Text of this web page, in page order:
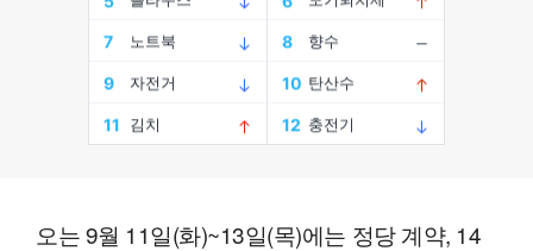
오는 9월 11일(화)~13일(목)에는 정당 계약, 14